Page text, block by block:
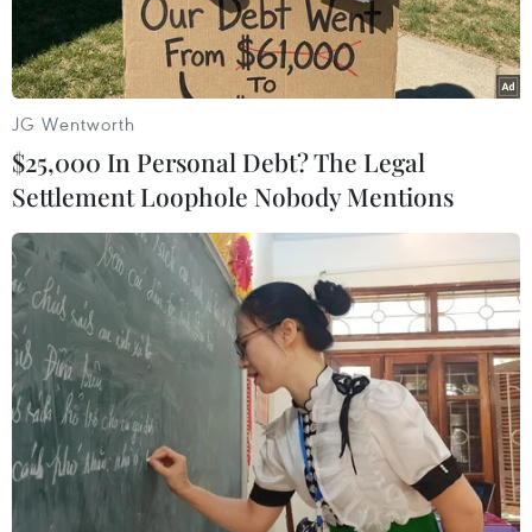
gia sẽ quyết định mức liều và số người tham gia
tiếp theo.
Nghiên cứu vắcxin NANO COVAX tại Nanogen. (Ảnh:
P.V/Vietnam+)
Sáng 17/12, Học viện Quân y bắt đầu tiêm thử
JG Wentworth
$25,000 In Personal Debt? The Legal
Settlement Loophole Nobody Mentions